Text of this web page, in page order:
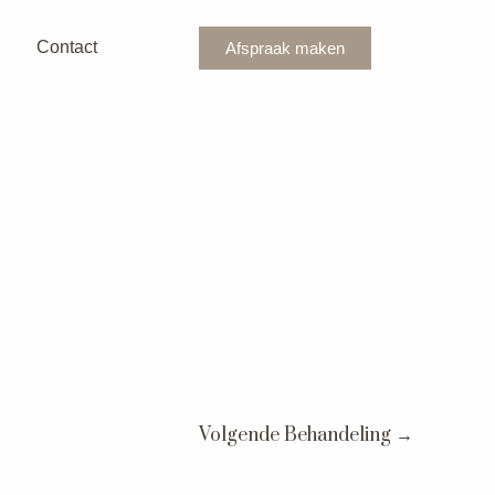
Contact Afspraak maken
Volgende Behandeling →